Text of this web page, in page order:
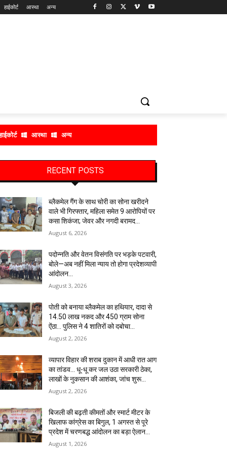
हाईकोर्ट आस्था अन्य
आस्था अन्य
RECENT POSTS
ब्लैकमेल गैंग के साथ चोरी का सोना खरीदने
वाले भी गिरफ्तार, महिला समेत 9 आरोपियों पर
कसा शिकंजा; जेवर और नगदी बरामद…
August 6, 2026
पदोन्नति और वेतन विसंगति पर भड़के पटवारी,
बोले—अब नहीं मिला न्याय तो होगा प्रदेशव्यापी
आंदोलन…
August 3, 2026
पोती को बनाया ब्लैकमेल का हथियार, दादा से
14.50 लाख नकद और 450 ग्राम सोना
ऐंठा… पुलिस ने 4 शातिरों को दबोचा…
August 2, 2026
व्यापार विहार की शराब दुकान में आधी रात आग
का तांडव… धू-धू कर जल उठा सरकारी ठेका,
लाखों के नुकसान की आशंका, जांच शुरू…
August 2, 2026
बिजली की बढ़ती कीमतों और स्मार्ट मीटर के
खिलाफ कांग्रेस का बिगुल, 1 अगस्त से पूरे
प्रदेश में चरणबद्ध आंदोलन का बड़ा ऐलान…
August 1, 2026